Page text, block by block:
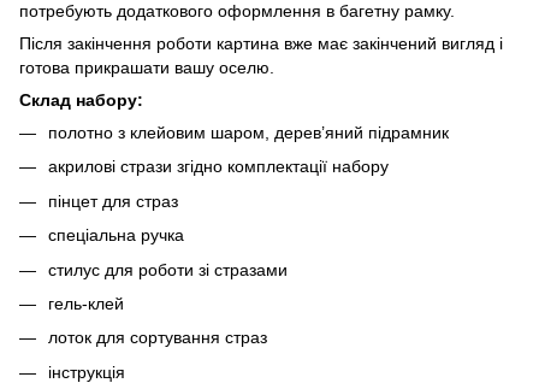
потребують додаткового оформлення в багетну рамку.
Після закінчення роботи картина вже має закінчений вигляд і
готова прикрашати вашу оселю.
Склад набору:
полотно з клейовим шаром, дерев’яний підрамник
акрилові стрази згідно комплектації набору
пінцет для страз
спеціальна ручка
стилус для роботи зі стразами
гель-клей
лоток для сортування страз
інструкція